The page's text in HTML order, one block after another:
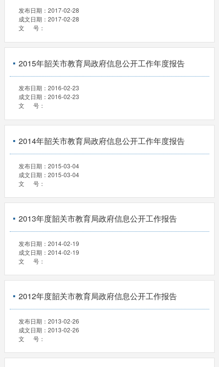
发布日期： 2017-02-28
成文日期： 2017-02-28
文 号：
2015年韶关市教育局政府信息公开工作年度报告
发布日期： 2016-02-23
成文日期： 2016-02-23
文 号：
2014年韶关市教育局政府信息公开工作年度报告
发布日期： 2015-03-04
成文日期： 2015-03-04
文 号：
2013年度韶关市教育局政府信息公开工作报告
发布日期： 2014-02-19
成文日期： 2014-02-19
文 号：
2012年度韶关市教育局政府信息公开工作报告
发布日期： 2013-02-26
成文日期： 2013-02-26
文 号：